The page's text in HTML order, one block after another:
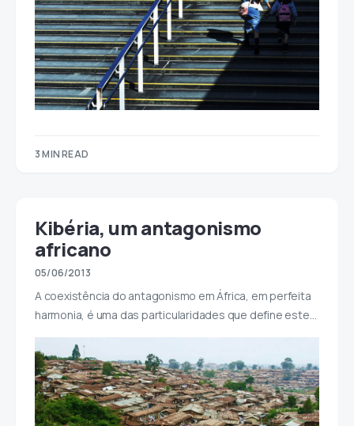
3 MIN READ
Kibéria, um antagonismo
africano
05/06/2013
A coexistência do antagonismo em África, em perfeita
harmonia, é uma das particularidades que define este…